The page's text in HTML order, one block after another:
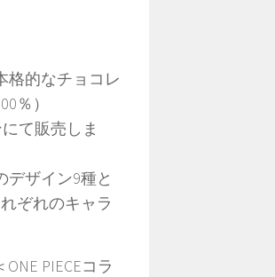
格的なチョコレ
％）
て販売しま
ザイン9種と
ぞれのキャラ
PIECEコラ